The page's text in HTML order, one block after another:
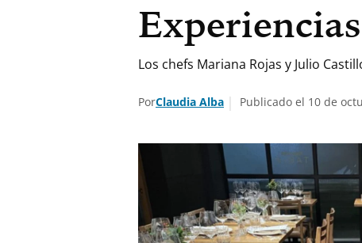
Los chefs Mariana Rojas y Julio
PorClaudia Alba Publicado el 10 de